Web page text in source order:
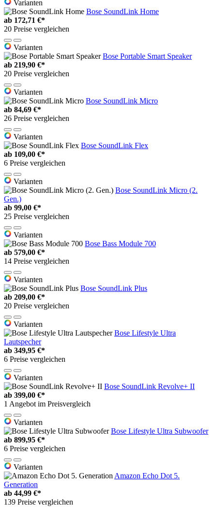
Varianten
Bose SoundLink Home
ab 172,71 €*
20 Preise vergleichen
Varianten
Bose Portable Smart Speaker
ab 219,90 €*
20 Preise vergleichen
Varianten
Bose SoundLink Micro
ab 84,69 €*
26 Preise vergleichen
Varianten
Bose SoundLink Flex
ab 109,00 €*
6 Preise vergleichen
Varianten
Bose SoundLink Micro (2.
Gen.)
ab 99,00 €*
25 Preise vergleichen
Varianten
Bose Bass Module 700
ab 579,00 €*
14 Preise vergleichen
Varianten
Bose SoundLink Plus
ab 209,00 €*
20 Preise vergleichen
Varianten
Bose Lifestyle Ultra
Lautspecher
ab 349,95 €*
6 Preise vergleichen
Varianten
Bose SoundLink Revolve+ II
ab 399,00 €*
1 Angebot im Preisvergleich
Varianten
Bose Lifestyle Ultra Subwoofer
ab 899,95 €*
6 Preise vergleichen
Varianten
Amazon Echo Dot 5.
Generation
ab 44,99 €*
139 Preise vergleichen